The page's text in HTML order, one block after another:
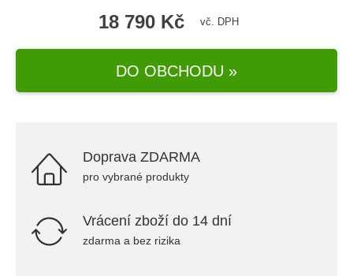
18 790 Kč vč. DPH
DO OBCHODU »
Doprava ZDARMA
pro vybrané produkty
Vrácení zboží do 14 dní
zdarma a bez rizika